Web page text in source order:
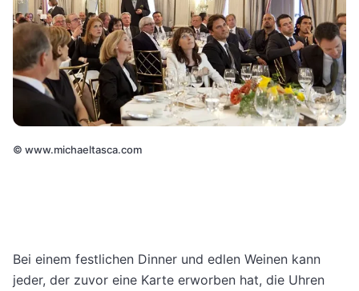
© www.michaeltasca.com
Bei einem festlichen Dinner und edlen Weinen kann
jeder, der zuvor eine Karte erworben hat, die Uhren